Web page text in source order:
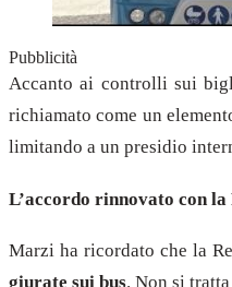
Pubblicità
Accanto ai controlli sui
richiamato come un
limitando a un presidio
L’accordo rinnovato con la
Marzi ha ricordato che la
giurate sui bus. Non si